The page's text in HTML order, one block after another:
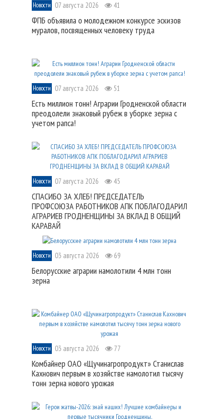
Новости 07 августа 2026 41
ФПБ объявила о молодежном конкурсе эскизов
муралов, посвященных человеку труда
Новости 07 августа 2026 51
Есть миллион тонн! Аграрии Гродненской области
преодолели знаковый рубеж в уборке зерна с
учетом рапса!
Новости 07 августа 2026 45
СПАСИБО ЗА ХЛЕБ! ПРЕДСЕДАТЕЛЬ
ПРОФСОЮЗА РАБОТНИКОВ АПК ПОБЛАГОДАРИЛ
АГРАРИЕВ ГРОДНЕНЩИНЫ ЗА ВКЛАД В ОБЩИЙ
КАРАВАЙ
Новости 03 августа 2026 69
Белорусские аграрии намолотили 4 млн тонн
зерна
Новости 03 августа 2026 77
Комбайнер ОАО «Щучинагропродукт» Станислав
Кахнович первым в хозяйстве намолотил тысячу
тонн зерна нового урожая